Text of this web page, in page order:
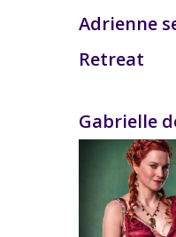
Adrienne
Retreat
Gabrielle